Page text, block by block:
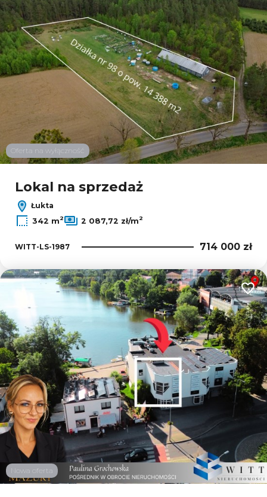
6
Leaflet
Oferta na wyłączność
Lokal na sprzedaż
Łukta
342 m2 2 087,72 zł/m2
WITT-LS-1987 714 000 zł
Nowa oferta